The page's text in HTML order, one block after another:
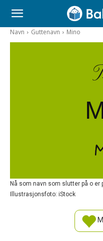
Navn Guttenavn Mino
Nå som navn som slutter på o er
Illustrasjonsfoto: iStock